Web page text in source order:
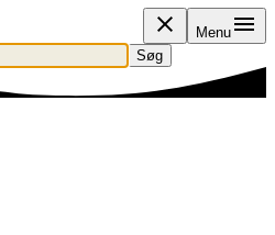
Menu
nyheder eller artikler
Søg